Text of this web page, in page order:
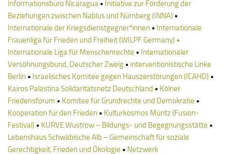
Informationsbüro Nicaragua • Initiative zur Förderung der
Beziehungen zwischen Nablus und Nürnberg (INNA) •
Internationale der Kriegsdienstgegner*innen • Internationale
Frauenliga für Frieden und Freiheit (WILPF Germany) •
Internationale Liga für Menschenrechte • Internationaler
Versöhnungsbund, Deutscher Zweig • interventionistische Linke
Berlin • Israelisches Komitee gegen Hauszerstörungen (ICAHD) •
Kairos Palästina Solidaritätsnetz Deutschland • Kölner
Friedensforum • Komitee für Grundrechte und Demokratie •
Kooperation für den Frieden • Kulturkosmos Müritz (Fusion-
Festival) • KURVE Wustrow – Bildungs- und Begegnungsstätte •
Lebenshaus Schwäbische Alb – Gemeinschaft für soziale
Gerechtigkeit, Frieden und Ökologie • Netzwerk